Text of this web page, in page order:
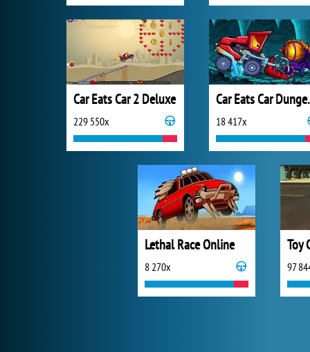
Car Eats Car 2 Deluxe
229 550x
Car
18 417x
Lethal Race Online
8 270x
Toy
97